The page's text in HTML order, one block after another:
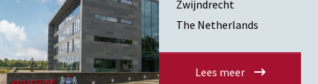
Zwijndrecht
The Netherlands
Lees meer